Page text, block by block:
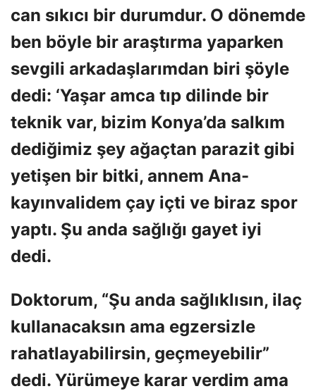
can sıkıcı bir durumdur. O dönemde
ben böyle bir araştırma yaparken
sevgili arkadaşlarımdan biri şöyle
dedi: ‘Yaşar amca tıp dilinde bir
teknik var, bizim Konya’da salkım
dediğimiz şey ağaçtan parazit gibi
yetişen bir bitki, annem Ana-
kayınvalidem çay içti ve biraz spor
yaptı. Şu anda sağlığı gayet iyi
dedi.
Doktorum, “Şu anda sağlıklısın, ilaç
kullanacaksın ama egzersizle
rahatlayabilirsin, geçmeyebilir”
dedi. Yürümeye karar verdim ama